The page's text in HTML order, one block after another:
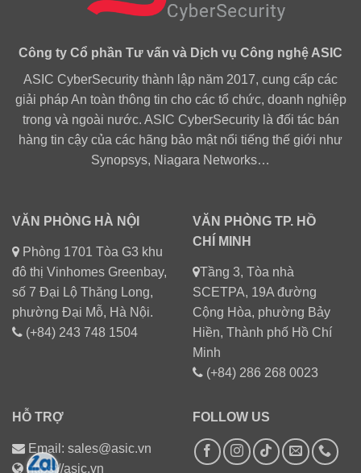
Công ty Cổ phần Tư vấn và Dịch vụ Công nghệ ASIC
ASIC CyberSecurity thành lập năm 2017, cung cấp các
giải pháp An toàn thông tin cho các tổ chức, doanh nghiệp
trong và ngoài nước. ASIC CyberSecurity là đối tác bán
hàng tin cậy của các hãng bảo mật nổi tiếng thế giới như
Synopsys, Niagara Networks…
VĂN PHÒNG HÀ NỘI
Phòng 1701 Tòa G3 khu
đô thị Vinhomes Greenbay,
số 7 Đại Lộ Thăng Long,
phường Đại Mỗ, Hà Nội.
(+84) 243 748 1504
VĂN PHÒNG TP. HỒ
CHÍ MINH
Tầng 3, Tòa nhà
SCETPA, 19A đường
Cộng Hòa, phường Bảy
Hiền, Thành phố Hồ Chí
Minh
(+84) 286 268 0023
HỖ TRỢ
Email: sales@asic.vn
https://asic.vn
FOLLOW US